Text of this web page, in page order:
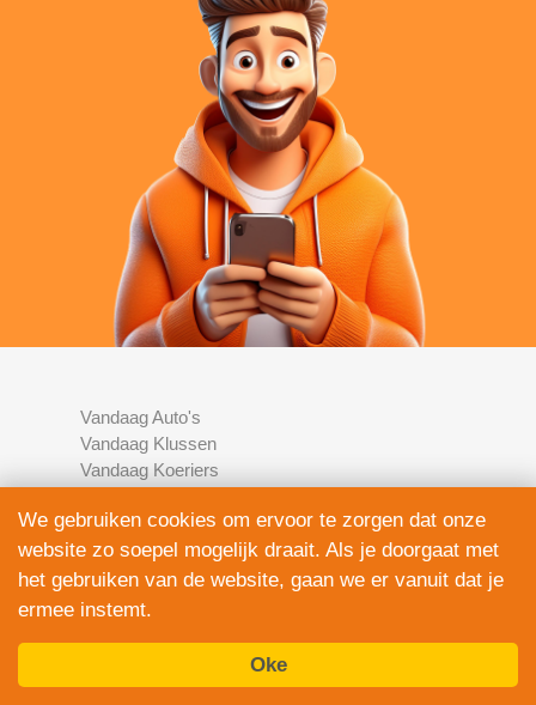
Vandaag Auto's
Vandaag Klussen
Vandaag Koeriers
Vandaag Boten
Vandaag Motoren
Vandaag Rijscholen
Vandaag Entertainment
We gebruiken cookies om ervoor te zorgen dat onze
website zo soepel mogelijk draait. Als je doorgaat met
het gebruiken van de website, gaan we er vanuit dat je
ermee instemt.
Oke